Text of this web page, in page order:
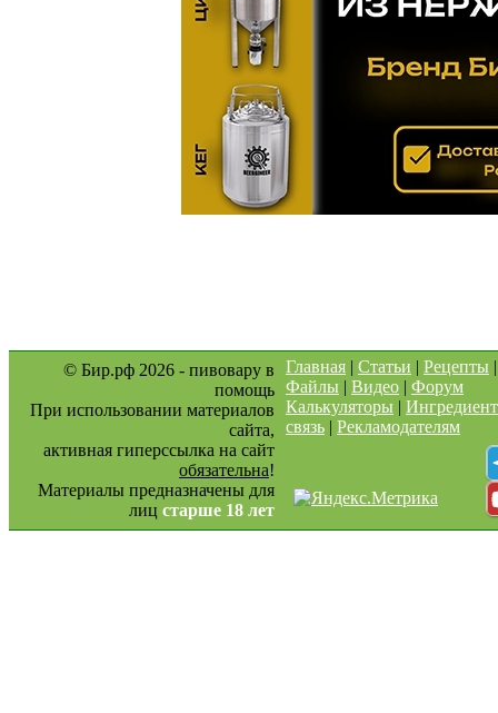
© Бир.рф 2026 - пивовару в
помощь
При использовании материалов
сайта,
активная гиперссылка на сайт
обязательна!
Материалы предназначены для
лиц старше 18 лет
Главная | Статьи | Рецепты
Файлы | Видео | Форум
Калькуляторы |
связь | Рекламодателям